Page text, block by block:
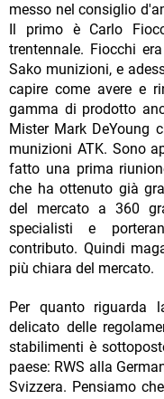
messo nel consiglio
Il primo è Carlo
trentennale. Fiocchi
Sako munizioni, e
capire come avere e
gamma di prodotto
Mister Mark DeYoung
munizioni ATK. Sono
fatto una prima
che ha ottenuto già
del mercato a 360
specialisti e
contributo. Quindi
più chiara del mercato.
Per quanto riguarda
delicato delle
stabilimenti è
paese: RWS alla
Svizzera. Pensiamo